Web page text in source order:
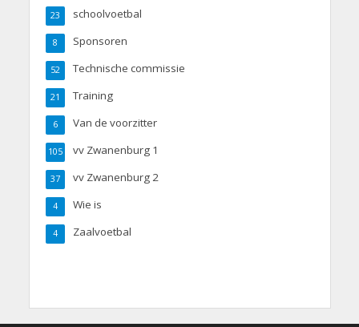
schoolvoetbal
23
Sponsoren
8
Technische commissie
52
Training
21
Van de voorzitter
6
vv Zwanenburg 1
105
vv Zwanenburg 2
37
Wie is
4
Zaalvoetbal
4